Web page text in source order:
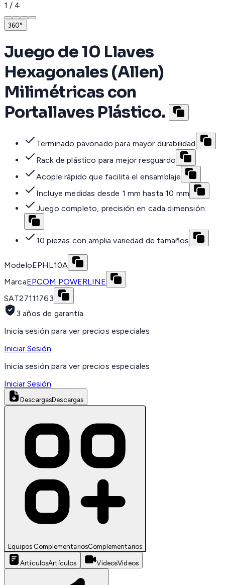
1 / 4
360°
Juego de 10 Llaves
Hexagonales (Allen)
Milimétricas con
Portallaves Plástico.
Terminado pavonado para mayor durabilidad
Rack de plástico para mejor resguardo
Acople rápido que facilita el ensamblaje
Incluye medidas desde 1 mm hasta 10 mm
Juego completo, precisión en cada dimensión
10 piezas con amplia variedad de tamaños
ModeloEPHL10A
MarcaEPCOM POWERLINE
SAT27111763
3 años de garantía
Inicia sesión para ver precios especiales
Iniciar Sesión
Inicia sesión para ver precios especiales
Iniciar Sesión
DescargasDescargas
Equipos ComplementariosComplementarios
ArtículosArtículos VideosVideos